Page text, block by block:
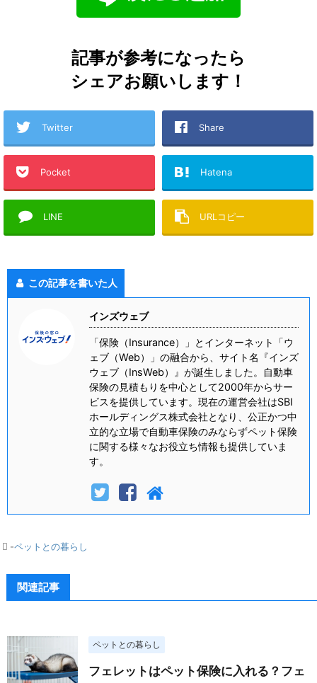
記事が参考になったら
シェアお願いします！
Twitter Share
Pocket Hatena
LINE URLコピー
この記事を書いた人
インズウェブ
「保険（Insurance）」とインターネット「ウ
ェブ（Web）」の融合から、サイト名『インズ
ウェブ（InsWeb）』が誕生しました。自動車
保険の見積もりを中心として2000年からサー
ビスを提供しています。現在の運営会社はSBI
ホールディングス株式会社となり、公正かつ中
立的な立場で自動車保険のみならずペット保険
に関する様々なお役立ち情報も提供していま
す。
-ペットとの暮らし
関連記事
ペットとの暮らし
フェレットはペット保険に入れる？フェ